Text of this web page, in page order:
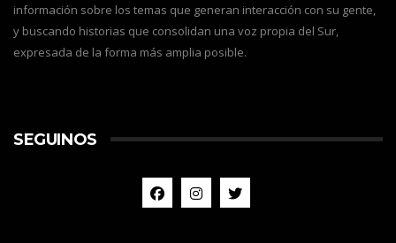
información sobre los temas que generan interacción con su gente,
y buscando historias que consolidan una voz propia del Sur,
expresada de la forma más amplia posible.
SEGUINOS